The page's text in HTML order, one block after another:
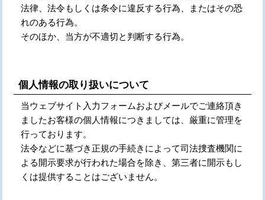
法律、法令もしくは条令に違反する行為、またはその恐
れのある行為。
そのほか、当方が不適切と判断する行為。
個人情報の取り扱いについて
当ウェブサイト入力フォームおよびメールでご連絡頂き
ましたお客様の個人情報につきましては、厳重に管理を
行っております。
法令などに基づき正規の手続きによって司法捜査機関に
よる開示要求が行われた場合を除き、第三者に開示もし
くは提供することはございません。